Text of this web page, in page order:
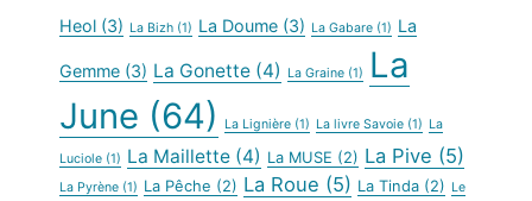
Heol (3) La Bizh (1) La Doume (3) La Gabare (1) La
Gemme (3) La Gonette (4) La Graine (1)
La
June (64) La Lignière (1) La livre Savoie (1) La
Luciole (1) La Maillette (4) La MUSE (2) La Pive (5)
La Pyrène (1) La Pêche (2) La Roue (5) La Tinda (2) Le